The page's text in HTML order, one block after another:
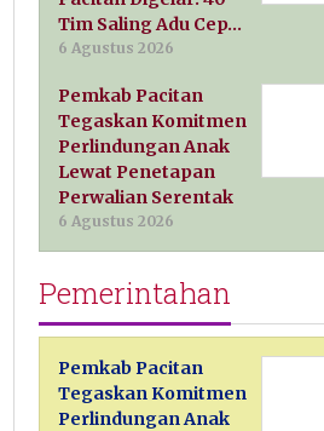
Tim Saling Adu Cep…
6 Agustus 2026
Pemkab Pacitan
Tegaskan Komitmen
Perlindungan Anak
Lewat Penetapan
Perwalian Serentak
6 Agustus 2026
Pemerintahan
Pemkab Pacitan
Tegaskan Komitmen
Perlindungan Anak